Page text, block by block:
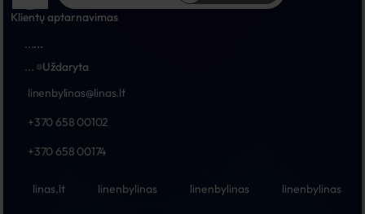
Klientų aptarnavimas
......
...
Uždaryta
linenbylinas@linas.lt
+370 658 00102
+370 658 00174
linas.lt linenbylinas linenbylinas linenbylinas